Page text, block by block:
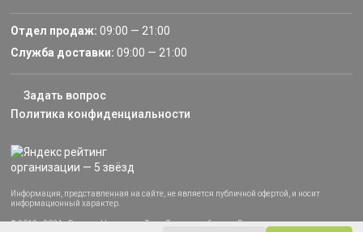
Отдел продаж: 09:00 — 21:00
Служба доставки: 09:00 — 21:00
Задать вопрос
Политика конфиденциальности
Информация, представленная на сайте, не является публичной офертой, и носит
информационный характер.
© 2013–2024 «Русские Навесы» — Тула, Тульская область. Все права защищены.